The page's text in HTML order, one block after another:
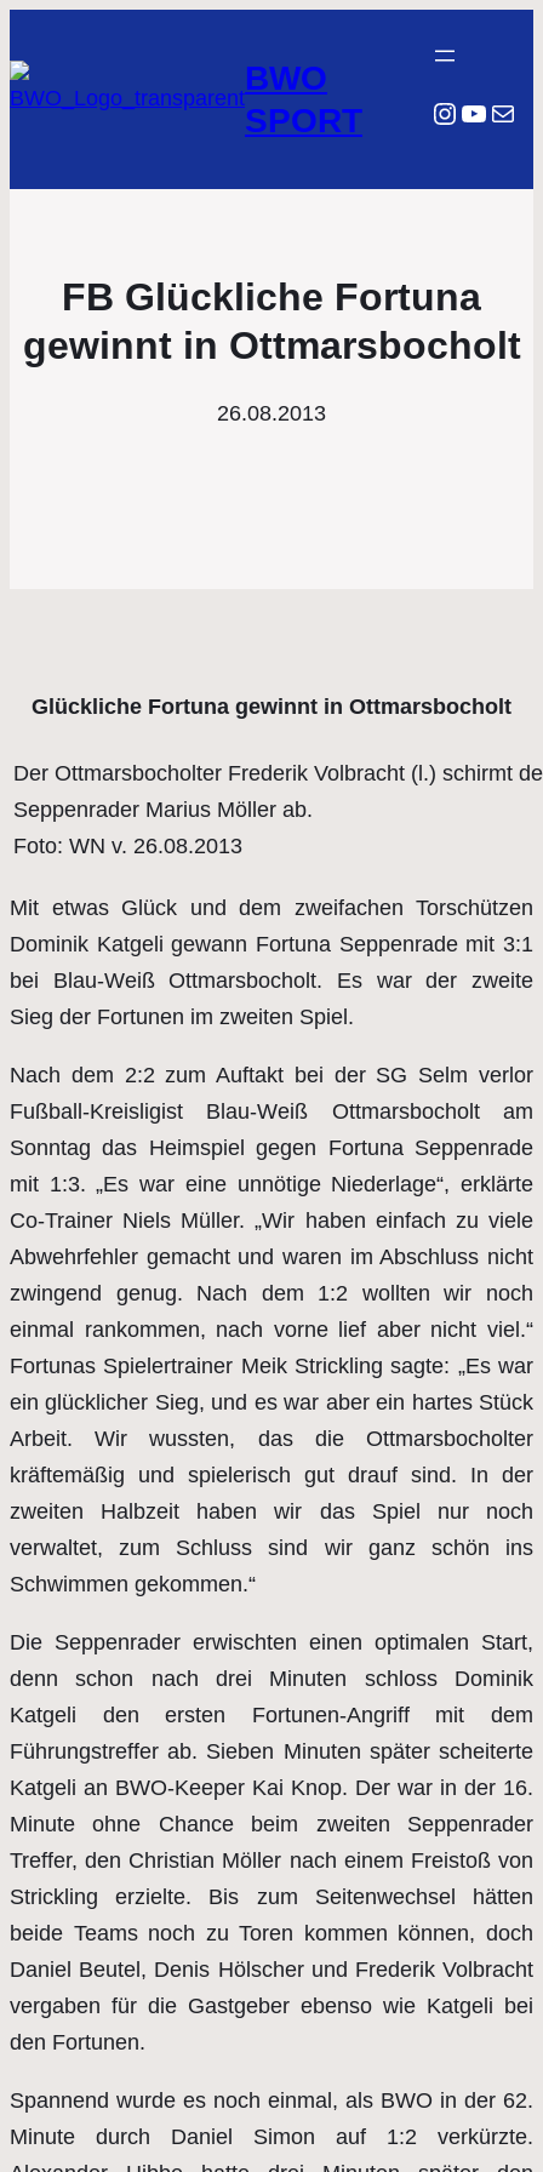
BWO
SPORT
E-Mail
FB Glückliche Fortuna
gewinnt in Ottmarsbocholt
26.08.2013
Glückliche Fortuna gewinnt in Ottmarsbocholt
Der Ottmarsbocholter Frederik Volbracht (l.) schirmt
Seppenrader Marius Möller ab.
Foto: WN v. 26.08.2013
Mit etwas Glück und dem zweifachen Torschützen
Dominik Katgeli gewann Fortuna Seppenrade mit 3:1
bei Blau-Weiß Ottmarsbocholt. Es war der zweite
Sieg der Fortunen im zweiten Spiel.
Nach dem 2:2 zum Auftakt bei der SG Selm verlor
Fußball-Kreisligist Blau-Weiß Ottmarsbocholt am
Sonntag das Heimspiel gegen Fortuna Seppenrade
mit 1:3. „Es war eine unnötige Niederlage“, erklärte
Co-Trainer Niels Müller. „Wir haben einfach zu viele
Abwehrfehler gemacht und waren im Abschluss nicht
zwingend genug. Nach dem 1:2 wollten wir noch
einmal rankommen, nach vorne lief aber nicht viel.“
Fortunas Spielertrainer Meik Strick­ling sagte: „Es war
ein glücklicher Sieg, und es war aber ein hartes Stück
Arbeit. Wir wussten, das die Ottmarsbocholter
kräftemäßig und spielerisch gut drauf sind. In der
zweiten Halbzeit haben wir das Spiel nur noch
verwaltet, zum Schluss sind wir ganz schön ins
Schwimmen gekommen.“
Die Seppenrader erwischten einen optimalen Start,
denn schon nach drei Minuten schloss Dominik
Katgeli den ersten Fortunen-Angriff mit dem
Führungstreffer ab. Sieben Minuten später scheiterte
Katgeli an BWO-Keeper Kai Knop. Der war in der 16.
Minute ohne Chance beim zweiten Seppenrader
Treffer, den Christian Möller nach einem Freistoß von
Strickling erzielte. Bis zum Seitenwechsel hätten
beide Teams noch zu Toren kommen können, doch
Daniel Beutel, Denis Hölscher und Frederik Volbracht
vergaben für die Gastgeber ebenso wie Katgeli bei
den Fortunen.
Spannend wurde es noch einmal, als BWO in der 62.
Minute durch Daniel Simon auf 1:2 verkürzte.